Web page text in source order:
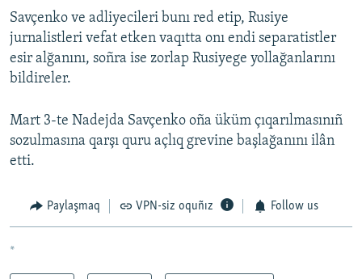
Savçenko ve adliyecileri bunı red etip, Rusiye
jurnalistleri vefat etken vaqıtta onı endi separatistler
esir alğanını, soñra ise zorlap Rusiyege yollağanlarını
bildireler.
Mart 3-te Nadejda Savçenko oña üküm çıqarılmasınıñ
sozulmasına qarşı quru açlıq grevine başlağanını ilân
etti.
Paylaşmaq VPN-siz oquñız Follow us
*